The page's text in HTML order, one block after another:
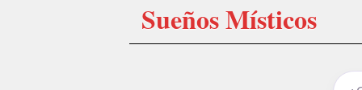
Sueños Místicos